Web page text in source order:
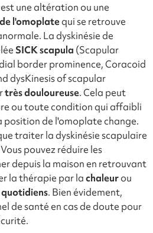
une altération ou une
de l'omoplatequi se retrouve
La dyskinésie de
SICK scapula (Scapular
border prominence, Coracoid
dysKinesis of scapular
trèsdouloureuse. Cela peut
ou toute condition qui affaibli
position de l'omoplate change.
traiter la dyskinésie scapulaire
pouvez réduire les
depuis la maison en retrouvant
la thérapie par lachaleurou
. Bien évidement,
de santé en cas de doute pour